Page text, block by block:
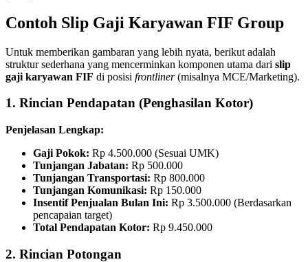
Contoh Slip Gaji Karyawan FIF Group
Untuk memberikan gambaran yang lebih nyata, berikut adalah
struktur sederhana yang mencerminkan komponen utama dari slip
gaji karyawan FIF di posisi frontliner(misalnya MCE/Marketing).
1. Rincian Pendapatan (Penghasilan Kotor)
Penjelasan Lengkap:
Gaji Pokok: Rp 4.500.000 (Sesuai UMK)
Tunjangan Jabatan: Rp 500.000
Tunjangan Transportasi: Rp 800.000
Tunjangan Komunikasi: Rp 150.000
Insentif Penjualan Bulan Ini: Rp 3.500.000 (Berdasarkan
pencapaian target)
Total Pendapatan Kotor: Rp 9.450.000
2. Rincian Potongan